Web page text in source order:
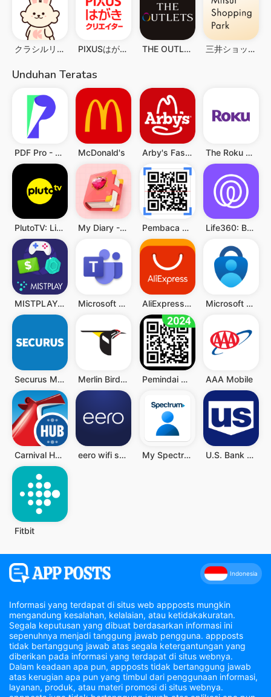
クラシルリワード-移動・チラシ・レシートでポイントがたまる PIXUSはがきクリエイター THE OUTLETS アプリ(ジ アウトレット アプリ) 三井ショッピングパークアプリ
Unduhan Teratas
PDF Pro - Reader & Maker McDonald's Arby's Fast Food Sandwiches The Roku App (Official)
PlutoTV: Live TV & Free Movies My Diary - Diary With Lock Pembaca QR & Kode Batang Life360: Berbagi Lokasi
MISTPLAY: Play to Earn Money Microsoft Teams AliExpress - Shopping App Microsoft Authenticator
Securus Mobile Merlin Bird ID by Cornell Lab Pemindai QR - Barcode Scanner AAA Mobile
Carnival HUB eero wifi system My Spectrum U.S. Bank Mobile Banking
Fitbit
Indonesia
Informasi yang terdapat di situs web appposts mungkin
mengandung kesalahan, kelalaian, atau ketidakakuratan.
Segala keputusan yang dibuat berdasarkan informasi ini
sepenuhnya menjadi tanggung jawab pengguna. appposts
tidak bertanggung jawab atas segala ketergantungan yang
diberikan pada informasi yang terdapat di situs webnya.
Dalam keadaan apa pun, appposts tidak bertanggung jawab
atas kerugian apa pun yang timbul dari penggunaan informasi,
layanan, produk, atau materi promosi di situs webnya.